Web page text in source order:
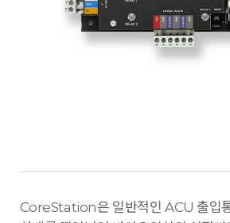
CoreStation은 일반적인 ACU 출입